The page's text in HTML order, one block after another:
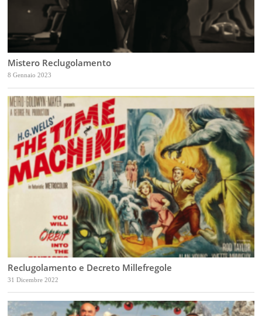
Mistero Reclugolamento
8 Gennaio 2023
Reclugolamento e Decreto Millefregole
31 Dicembre 2022